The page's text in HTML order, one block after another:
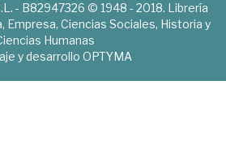
- B82947326 © 1948 - 2018. Librería
Empresa, Ciencias Sociales, Historia y
Humanas
y desarrollo OPTYMA